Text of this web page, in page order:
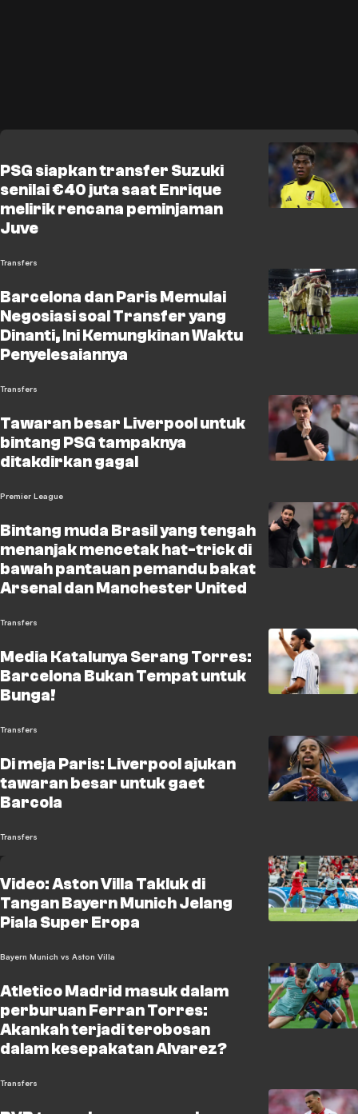
PSG siapkan transfer Suzuki
senilai €40 juta saat Enrique
melirik rencana peminjaman
Juve
Transfers
Barcelona dan Paris Memulai
Negosiasi soal Transfer yang
Dinanti, Ini Kemungkinan Waktu
Penyelesaiannya
Transfers
Tawaran besar Liverpool untuk
bintang PSG tampaknya
ditakdirkan gagal
Premier League
Bintang muda Brasil yang tengah
menanjak mencetak hat-trick di
bawah pantauan pemandu bakat
Arsenal dan Manchester United
Transfers
Media Katalunya Serang Torres:
Barcelona Bukan Tempat untuk
Bunga!
Transfers
Di meja Paris: Liverpool ajukan
tawaran besar untuk gaet
Barcola
Transfers
Video: Aston Villa Takluk di
Tangan Bayern Munich Jelang
Piala Super Eropa
Bayern Munich vs Aston Villa
Atletico Madrid masuk dalam
perburuan Ferran Torres:
Akankah terjadi terobosan
dalam kesepakatan Alvarez?
Transfers